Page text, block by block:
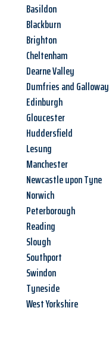
Basildon
Blackburn
Brighton
Cheltenham
Dearne Valley
Dumfries and Galloway
Edinburgh
Gloucester
Huddersfield
Lesung
Manchester
Newcastle upon Tyne
Norwich
Peterborough
Reading
Slough
Southport
Swindon
Tyneside
West Yorkshire